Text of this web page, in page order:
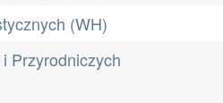
(WH)
i Przyrodniczych